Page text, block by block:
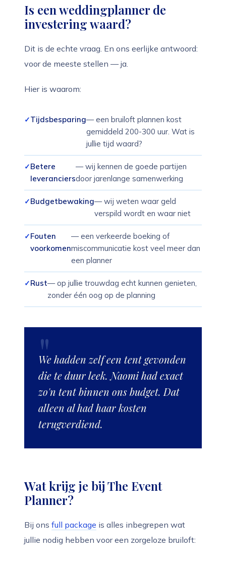
Is een weddingplanner de
investering waard?
Dit is de echte vraag. En ons eerlijke antwoord:
voor de meeste stellen — ja.
Hier is waarom:
Tijdsbesparing— een bruiloft plannen kost
gemiddeld 200-300 uur. Wat is
jullie tijd waard?
Betere
leveranciers
— wij kennen de goede partijen
door jarenlange samenwerking
Budgetbewaking— wij weten waar geld
verspild wordt en waar niet
Fouten
voorkomen
— een verkeerde boeking of
miscommunicatie kost veel meer dan
een planner
Rust— op jullie trouwdag echt kunnen genieten,
zonder één oog op de planning
We hadden zelf een tent gevonden
die te duur leek. Naomi had exact
zo'n tent binnen ons budget. Dat
alleen al had haar kosten
terugverdiend.
Wat krijg je bij The Event
Planner?
Bij ons full package is alles inbegrepen wat
jullie nodig hebben voor een zorgeloze bruiloft: